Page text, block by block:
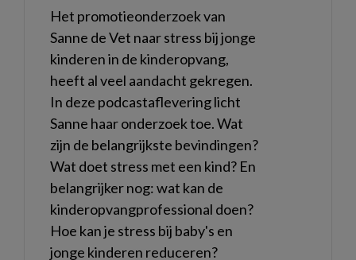
Het promotieonderzoek van
Sanne de Vet naar stress bij jonge
kinderen in de kinderopvang,
heeft al veel aandacht gekregen.
In deze podcastaflevering licht
Sanne haar onderzoek toe. Wat
zijn de belangrijkste bevindingen?
Wat doet stress met een kind? En
belangrijker nog: wat kan de
kinderopvangprofessional doen?
Hoe kan je stress bij baby's en
jonge kinderen reduceren?